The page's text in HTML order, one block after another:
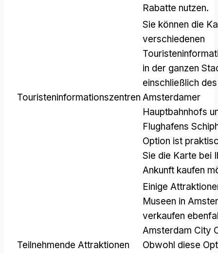
Rabatte nutzen.
Touristeninformationszentren
Sie können die
verschiedenen
in der ganzen
einschließlich des
Amsterdamer
Hauptbahnhofs
Flughafens
Option ist
Sie die Karte bei
Ankunft kaufen
Teilnehmende Attraktionen
Einige
Museen in
verkaufen
Amsterdam City
Obwohl diese